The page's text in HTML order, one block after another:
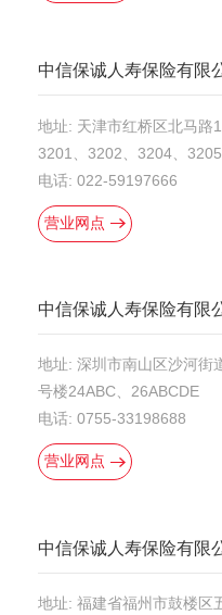
中信保诚人寿保险有限
地址: 天津市红桥区北马路
3201、3202、3204、
电话: 022-59197666
营业网点
中信保诚人寿保险有限
地址: 深圳市南山区沙河街
号楼24ABC、26ABCDE
电话: 0755-33198688
营业网点
中信保诚人寿保险有限
地址: 福建省福州市鼓楼区